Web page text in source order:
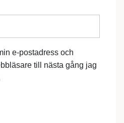
e-postadress och
till nästa gång jag